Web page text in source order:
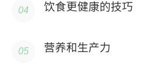
饮食更健康的技巧
营养和生产力